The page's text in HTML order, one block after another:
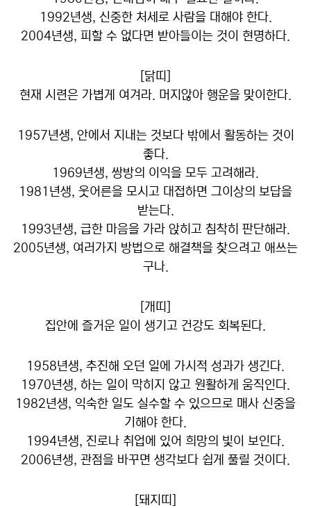
1992년생, 신중한 처세로 사람을 대해야 한다.
2004년생, 피할 수 없다면 받아들이는 것이 현명하다.
[닭띠]
현재 시련은 가볍게 여겨라. 머지않아 행운을 맞이한다.
1957년생, 안에서 지내는 것보다 밖에서 활동하는 것이
좋다.
1969년생, 쌍방의 이익을 모두 고려해라.
1981년생, 웃어른을 모시고 대접하면 그이상의 보답을
받는다.
1993년생, 급한 마음을 가라 앉히고 침착히 판단해라.
2005년생, 여러가지 방법으로 해결책을 찾으려고 애쓰는
구나.
[개띠]
집안에 즐거운 일이 생기고 건강도 회복된다.
1958년생, 추진해 오던 일에 가시적 성과가 생긴다.
1970년생, 하는 일이 막히지 않고 원활하게 움직인다.
1982년생, 익숙한 일도 실수할 수 있으므로 매사 신중을
기해야 한다.
1994년생, 진로나 취업에 있어 희망의 빛이 보인다.
2006년생, 관점을 바꾸면 생각보다 쉽게 풀릴 것이다.
[돼지띠]